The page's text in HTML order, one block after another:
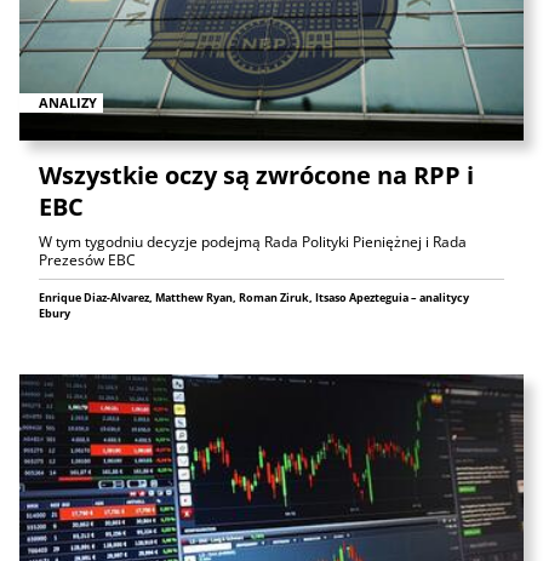
ANALIZY
Wszystkie oczy są zwrócone na RPP i
EBC
W tym tygodniu decyzje podejmą Rada Polityki Pieniężnej i Rada
Prezesów EBC
Enrique Diaz-Alvarez, Matthew Ryan, Roman Ziruk, Itsaso Apezteguia – analitycy
Ebury